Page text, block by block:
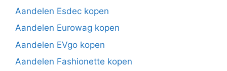
Aandelen Esdec kopen
Aandelen Eurowag kopen
Aandelen EVgo kopen
Aandelen Fashionette kopen